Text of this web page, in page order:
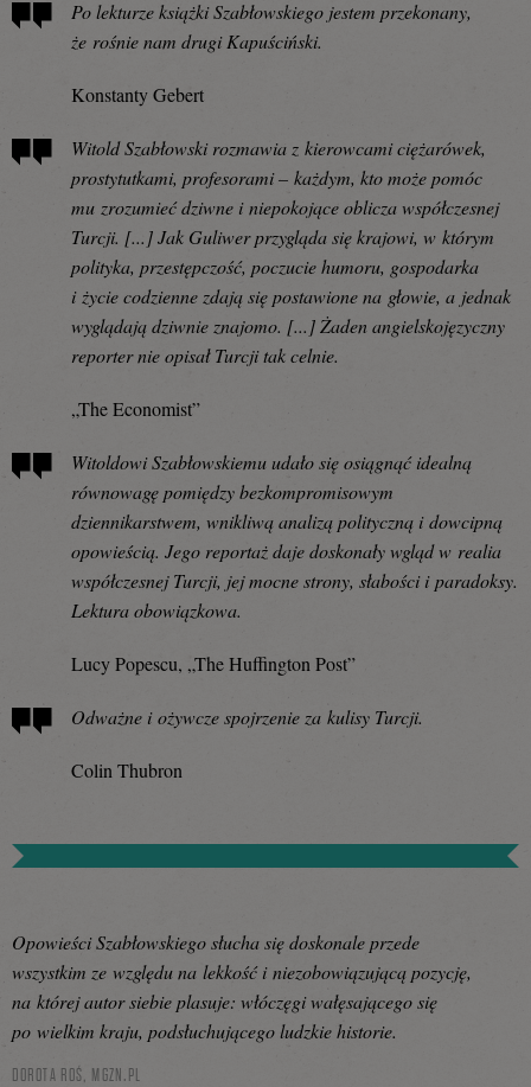
Po lekturze książki Szabłowskiego jestem przekonany,
że rośnie nam drugi Kapuściński.
Konstanty Gebert
Witold Szabłowski rozmawia z kierowcami ciężarówek,
prostytutkami, profesorami – każdym, kto może pomóc
mu zrozumieć dziwne i niepokojące oblicza współczesnej
Turcji. [...] Jak Guliwer przygląda się krajowi, w którym
polityka, przestępczość, poczucie humoru, gospodarka
i życie codzienne zdają się postawione na głowie, a jednak
wyglądają dziwnie znajomo. [...] Żaden angielskojęzyczny
reporter nie opisał Turcji tak celnie.
„The Economist”
Witoldowi Szabłowskiemu udało się osiągnąć idealną
równowagę pomiędzy bezkompromisowym
dziennikarstwem, wnikliwą analizą polityczną i dowcipną
opowieścią. Jego reportaż daje doskonały wgląd w realia
współczesnej Turcji, jej mocne strony, słabości i paradoksy.
Lektura obowiązkowa.
Lucy Popescu, „The Huffington Post”
Odważne i ożywcze spojrzenie za kulisy Turcji.
Colin Thubron
Opowieści Szabłowskiego słucha się doskonale przede
wszystkim ze względu na lekkość i niezobowiązującą pozycję,
na której autor siebie plasuje: włóczęgi wałęsającego się
po wielkim kraju, podsłuchującego ludzkie historie.
DOROTA ROŚ, MGZN.PL